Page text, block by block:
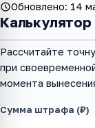
Обновлено: 14
Рассчитайте
при
момента
Сумма штрафа (₽)